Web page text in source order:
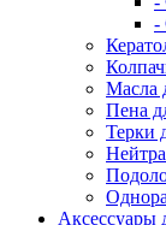
-
Масла
Пена
Терки
Аксессуары